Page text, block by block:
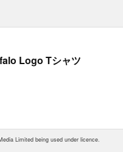
Logo Tシャツ
Limited being used under licence.